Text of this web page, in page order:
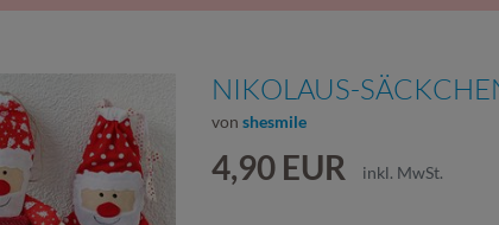
NIKOLAUS-
von shesmile
4,90 EUR inkl. MwSt.